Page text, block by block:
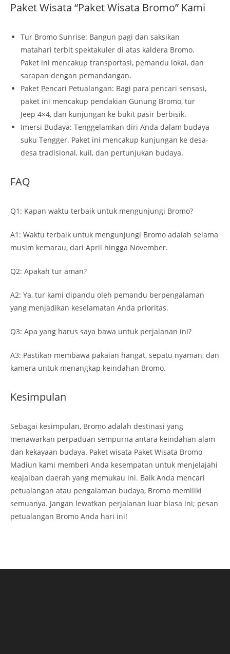
Paket Wisata “Paket Wisata Bromo” Kami
Tur Bromo Sunrise: Bangun pagi dan saksikan
matahari terbit spektakuler di atas kaldera Bromo.
Paket ini mencakup transportasi, pemandu lokal, dan
sarapan dengan pemandangan.
Paket Pencari Petualangan: Bagi para pencari sensasi,
paket ini mencakup pendakian Gunung Bromo, tur
Jeep 4×4, dan kunjungan ke bukit pasir berbisik.
Imersi Budaya: Tenggelamkan diri Anda dalam budaya
suku Tengger. Paket ini mencakup kunjungan ke desa-
desa tradisional, kuil, dan pertunjukan budaya.
FAQ
Q1: Kapan waktu terbaik untuk mengunjungi Bromo?
A1: Waktu terbaik untuk mengunjungi Bromo adalah selama
musim kemarau, dari April hingga November.
Q2: Apakah tur aman?
A2: Ya, tur kami dipandu oleh pemandu berpengalaman
yang menjadikan keselamatan Anda prioritas.
Q3: Apa yang harus saya bawa untuk perjalanan ini?
A3: Pastikan membawa pakaian hangat, sepatu nyaman, dan
kamera untuk menangkap keindahan Bromo.
Kesimpulan
Sebagai kesimpulan, Bromo adalah destinasi yang
menawarkan perpaduan sempurna antara keindahan alam
dan kekayaan budaya. Paket wisata Paket Wisata Bromo
Madiun kami memberi Anda kesempatan untuk menjelajahi
keajaiban daerah yang memukau ini. Baik Anda mencari
petualangan atau pengalaman budaya, Bromo memiliki
semuanya. Jangan lewatkan perjalanan luar biasa ini; pesan
petualangan Bromo Anda hari ini!